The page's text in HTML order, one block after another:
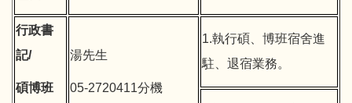
行政書
記/
碩博班
湯先生
05-2720411分機
1.執行碩、博班宿舍進
駐、退宿業務。